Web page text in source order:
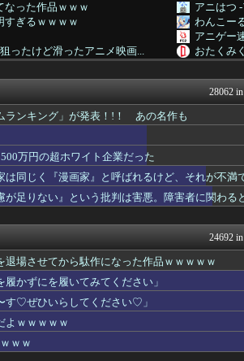
なった作品ｗｗｗ
アニはつ
すぎるｗｗｗｗ
わんこー
アニゲー
ったけど滑ったアニメ映画...
おたくみ
ました」←アニメの当てつけ...
漫画まと
らいが面白いよな...
わんこー
あれ、役に立たなくない...
最強ジャ
イト企業だった
アニチャ
おたくみ
書き換えられるのか
漫画まと
イツが人気ある理由ｗｗ...
アニはつ
いｗｗｗｗ
装Ver.」「重音テト...
fig速
家』と呼ばれるけど、それ...
歳こいてラブコメ（笑）...
SER...
fig速
デジタル
止にするｗｗｗｗ
28062
ランキング」が発表！!！ あの名作も
万円の超ホワイト企業だった
同じく『漫画家』と呼ばれるけど、それが不満
足りない』という批判は害悪。障害者に関わる
24692
退場させてから駄作になった作品ｗｗｗｗｗ
かずにを履いてみてください」
す♡ぜひいらしてください♡」
よｗｗｗｗｗ
ｗｗ